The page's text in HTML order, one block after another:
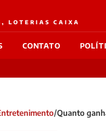
LOTERIAS CAIXA
CONTATO
/Quanto